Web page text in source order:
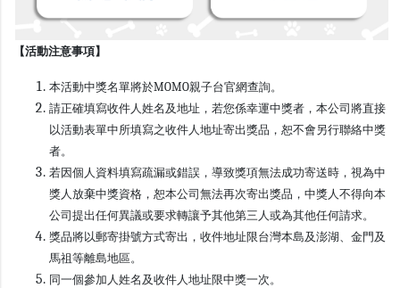
【活動注意事項】
本活動中獎名單將於MOMO親子台官網查詢。
請正確填寫收件人姓名及地址，若您係幸運中獎者，本公司將直接
以活動表單中所填寫之收件人地址寄出獎品，恕不會另行聯絡中獎
者。
若因個人資料填寫疏漏或錯誤，導致獎項無法成功寄送時，視為中
獎人放棄中獎資格，恕本公司無法再次寄出獎品，中獎人不得向本
公司提出任何異議或要求轉讓予其他第三人或為其他任何請求。
獎品將以郵寄掛號方式寄出，收件地址限台灣本島及澎湖、金門及
馬祖等離島地區。
同一個參加人姓名及收件人地址限中獎一次。